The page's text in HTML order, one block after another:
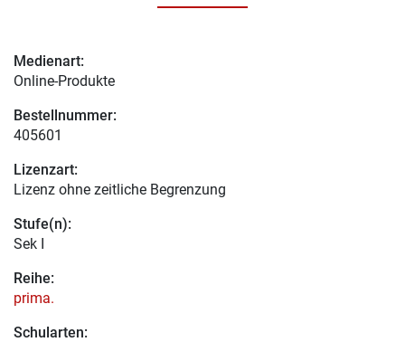
Medienart:
Online-Produkte
Bestellnummer:
405601
Lizenzart:
Lizenz ohne zeitliche Begrenzung
Stufe(n):
Sek I
Reihe:
prima.
Schularten: